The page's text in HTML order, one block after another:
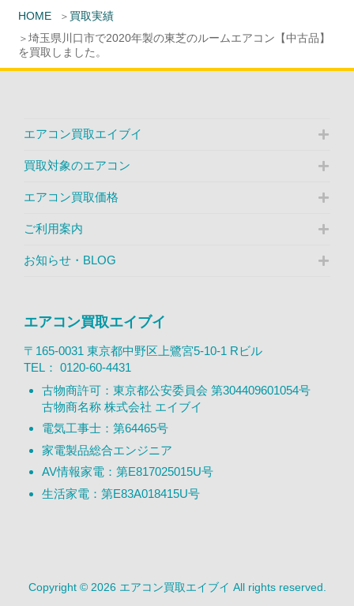
HOME
買取実績
埼玉県川口市で2020年製の東芝のルームエアコン【中古品】
を買取しました。
エアコン買取エイブイ
買取対象のエアコン
エアコン買取価格
ご利用案内
お知らせ・BLOG
エアコン買取エイブイ
〒165-0031 東京都中野区上鷺宮5-10-1 Rビル
TEL： 0120-60-4431
古物商許可：東京都公安委員会 第304409601054号
古物商名称 株式会社 エイブイ
電気工事士：第64465号
家電製品総合エンジニア
AV情報家電：第E817025015U号
生活家電：第E83A018415U号
Copyright © 2026 エアコン買取エイブイ All rights reserved.